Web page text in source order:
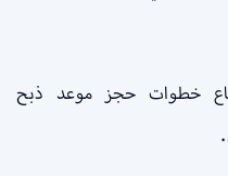
خطوات حجز موعد ذبح